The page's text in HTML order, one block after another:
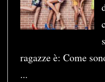
ragazze è: Come
...